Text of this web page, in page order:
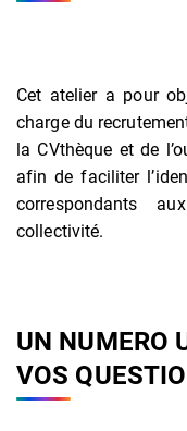
Cet atelier a pour
charge du
la CVthèque et de
afin de faciliter
correspondants
collectivité.
UN NUMERO
VOS